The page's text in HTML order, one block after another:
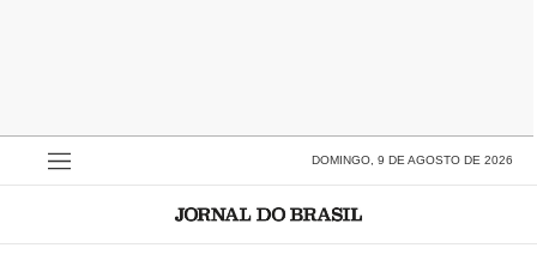
DOMINGO, 9 DE AGOSTO DE 2026